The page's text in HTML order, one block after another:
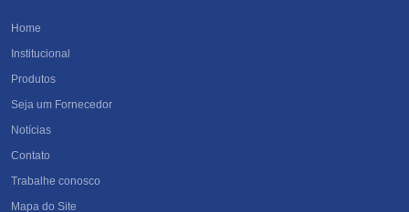
Home
Institucional
Produtos
Seja um Fornecedor
Notícias
Contato
Trabalhe conosco
Mapa do Site